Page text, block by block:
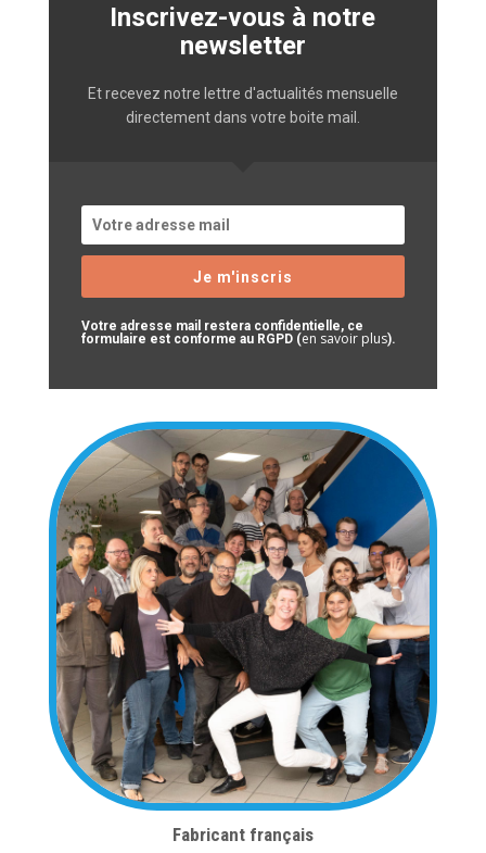
Inscrivez-vous à notre
newsletter
Et recevez notre lettre d'actualités mensuelle
directement dans votre boite mail.
Je m'inscris
Votre adresse mail restera confidentielle, ce
formulaire est conforme au RGPD (en savoir plus).
Fabricant français